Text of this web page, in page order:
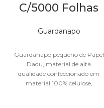
C/5000 Folhas
Guardanapo
Guardanapo pequeno de Papel
Dadu, material de alta
qualidade confeccionado em
material 100% celulose,